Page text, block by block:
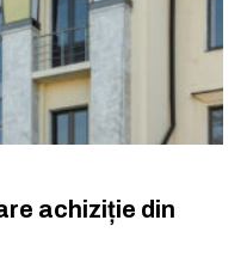
achiziție din